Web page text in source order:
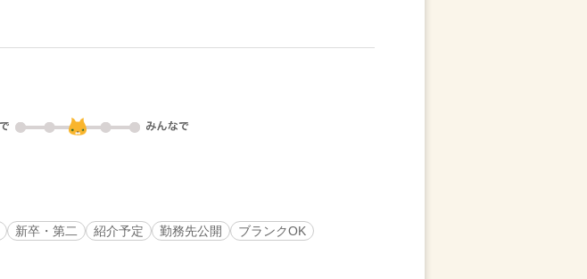
新卒・第二 紹介予定 勤務先公開
ブランクOK